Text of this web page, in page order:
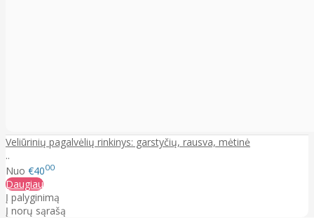
Veliūrinių pagalvėlių rinkinys: garstyčių, rausva, mėtinė
..
Nuo €4000
Daugiau
Į palyginimą
Į norų sąrašą